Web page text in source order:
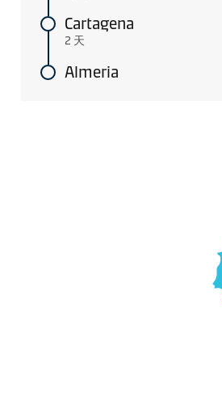
Cartagena
2 天
Almeria